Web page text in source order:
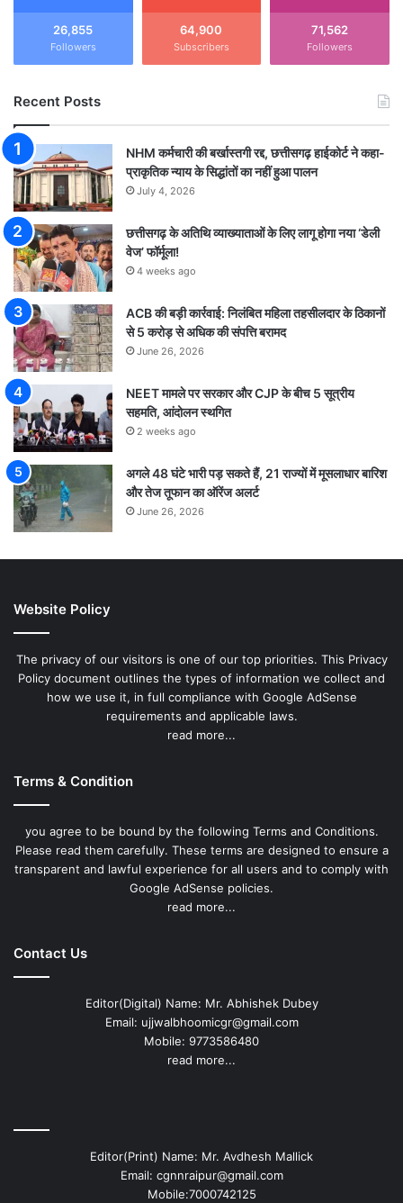
26,855
Followers
64,900
Subscribers
71,562
Followers
Recent Posts
NHM कर्मचारी की बर्खास्तगी रद्द, छत्तीसगढ़ हाईकोर्ट ने कहा-
प्राकृतिक न्याय के सिद्धांतों का नहीं हुआ पालन
July 4, 2026
छत्तीसगढ़ के अतिथि व्याख्याताओं के लिए लागू होगा नया ‘डेली
वेज’ फॉर्मूला!
4 weeks ago
ACB की बड़ी कार्रवाई: निलंबित महिला तहसीलदार के ठिकानों
से 5 करोड़ से अधिक की संपत्ति बरामद
June 26, 2026
NEET मामले पर सरकार और CJP के बीच 5 सूत्रीय
सहमति, आंदोलन स्थगित
2 weeks ago
अगले 48 घंटे भारी पड़ सकते हैं, 21 राज्यों में मूसलाधार बारिश
और तेज तूफान का ऑरेंज अलर्ट
June 26, 2026
Website Policy
The privacy of our visitors is one of our top priorities. This Privacy
Policy document outlines the types of information we collect and
how we use it, in full compliance with Google AdSense
requirements and applicable laws.
read more...
Terms & Condition
you agree to be bound by the following Terms and Conditions.
Please read them carefully. These terms are designed to ensure a
transparent and lawful experience for all users and to comply with
Google AdSense policies.
read more...
Contact Us
Editor(Digital) Name: Mr. Abhishek Dubey
Email: ujjwalbhoomicgr@gmail.com
Mobile: 9773586480
read more...
Editor(Print) Name: Mr. Avdhesh Mallick
Email: cgnnraipur@gmail.com
Mobile:7000742125